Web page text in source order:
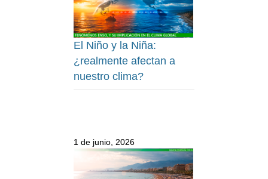
El Niño y la Niña:
¿realmente afectan a
nuestro clima?
1 de junio, 2026